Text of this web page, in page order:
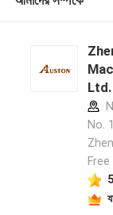
Ltd.
No.
Free